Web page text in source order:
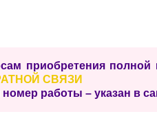
приобретения полной
СВЯЗИ
работы – указан в